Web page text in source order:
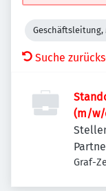
Geschäftsleitung,
Suche
(m/
Graf-